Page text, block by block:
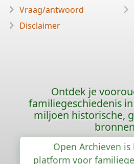
Vraag/antwoord
Disclaimer
Ontdek je
familiegeschiedenis
miljoen historische,
bronnen
Open Archieven
platform voor